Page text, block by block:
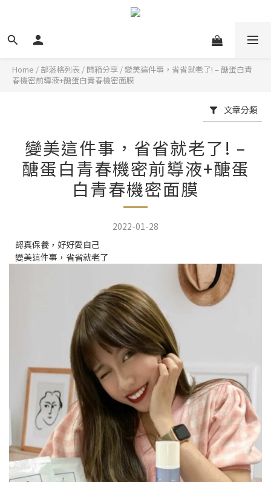
Home / 部落格列表 / 開箱分享 /變美這件事，省省就老了! – 醣蛋白青
春機密前導液+醣蛋白青春機密面膜
文章分類
變美這件事，省省就老了! –
醣蛋白青春機密前導液+醣蛋
白青春機密面膜
2022-01-28
認真保養，好好愛自己
變美這件事，省省就老了